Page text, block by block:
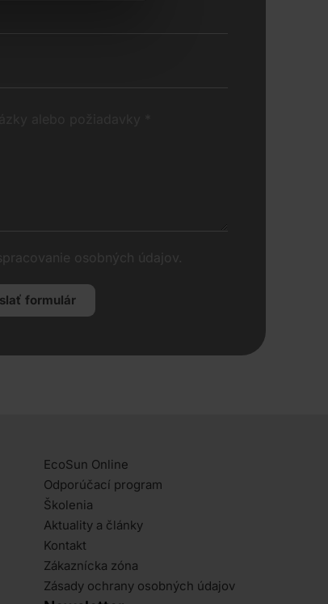
osobných údajov.
formulár
EcoSun Online
Odporúčací program
Školenia
Aktuality a články
Kontakt
Zákaznícka zóna
Zásady ochrany osobných údajov